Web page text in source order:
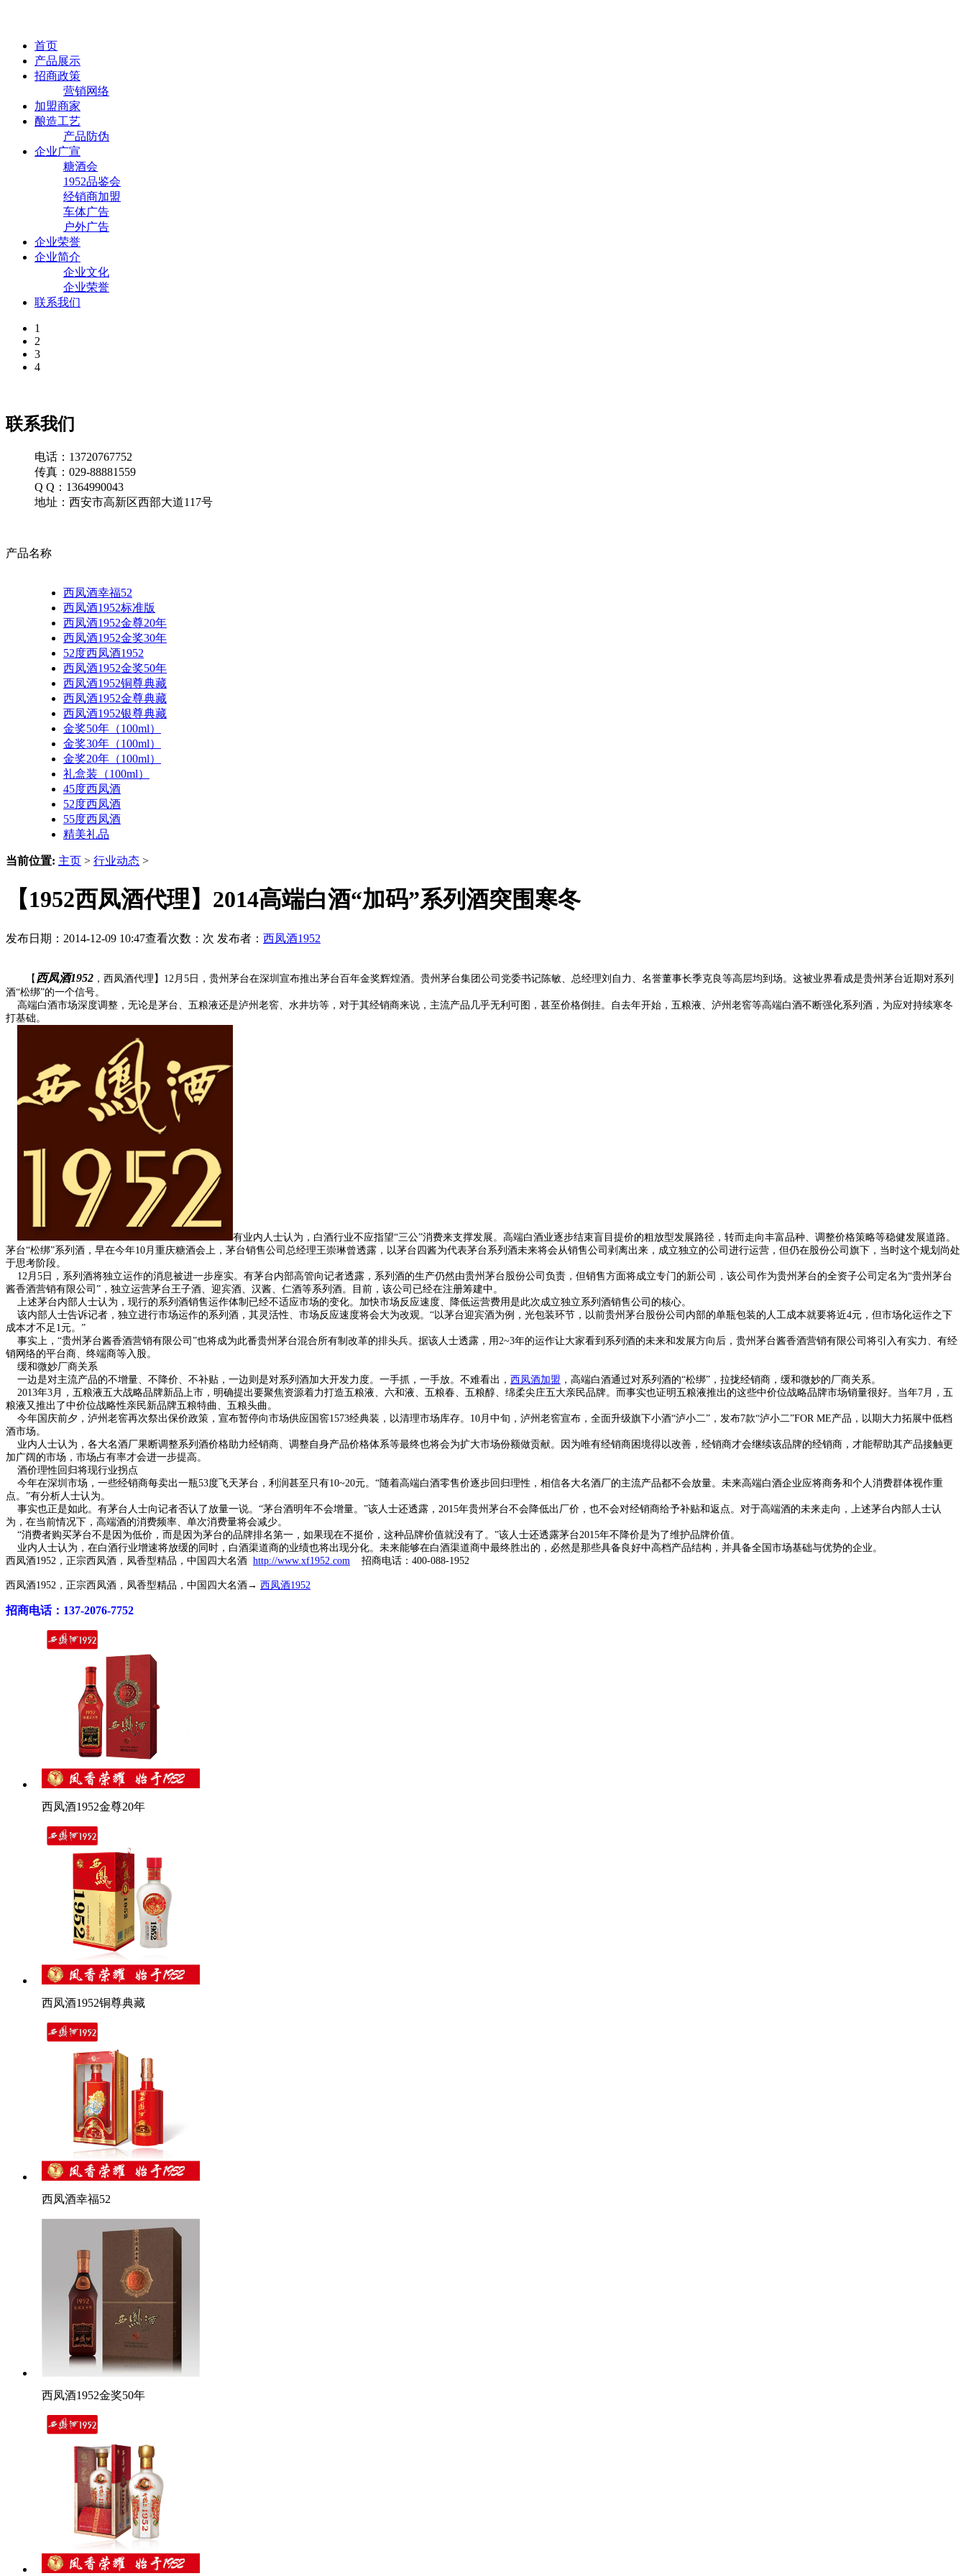
首页
产品展示
招商政策
营销网络
加盟商家
酿造工艺
产品防伪
企业广宣
糖酒会
1952品鉴会
经销商加盟
车体广告
户外广告
企业荣誉
企业简介
企业文化
企业荣誉
联系我们
1
2
3
4
联系我们
电话：13720767752
传真：029-88881559
Q Q：1364990043
地址：西安市高新区西部大道117号
产品名称
西凤酒幸福52
西凤酒1952标准版
西凤酒1952金尊20年
西凤酒1952金奖30年
52度西凤酒1952
西凤酒1952金奖50年
西凤酒1952铜尊典藏
西凤酒1952金尊典藏
西凤酒1952银尊典藏
金奖50年（100ml）
金奖30年（100ml）
金奖20年（100ml）
礼盒装（100ml）
45度西凤酒
52度西凤酒
55度西凤酒
精美礼品
当前位置: 主页 > 行业动态 >
【1952西凤酒代理】2014高端白酒“加码”系列酒突围寒冬
发布日期：2014-12-09 10:47查看次数： 次 发布者： 西凤酒1952
【 西凤酒1952 ，西凤酒代理】12月5日，贵州茅台在深圳宣布推出茅台百年金奖辉煌酒。贵州茅台集团公司党委书记陈敏、总经理刘自力、名誉董事长季克良等高层均到场。这被业界看成是贵州茅台近期对系列
酒“松绑”的一个信号。
高端白酒市场深度调整，无论是茅台、五粮液还是泸州老窖、水井坊等，对于其经销商来说，主流产品几乎无利可图，甚至价格倒挂。自去年开始，五粮液、泸州老窖等高端白酒不断强化系列酒，为应对持续寒冬
打基础。
有业内人士认为，白酒行业不应指望“三公”消费来支撑发展。高端白酒业逐步结束盲目提价的粗放型发展路径，转而走向丰富品种、调整价格策略等稳健发展道路。
茅台“松绑”系列酒，早在今年10月重庆糖酒会上，茅台销售公司总经理王崇琳曾透露，以茅台四酱为代表茅台系列酒未来将会从销售公司剥离出来，成立独立的公司进行运营，但仍在股份公司旗下，当时这个规划尚处
于思考阶段。
12月5日，系列酒将独立运作的消息被进一步座实。有茅台内部高管向记者透露，系列酒的生产仍然由贵州茅台股份公司负责，但销售方面将成立专门的新公司，该公司作为贵州茅台的全资子公司定名为“贵州茅台
酱香酒营销有限公司”，独立运营茅台王子酒、迎宾酒、汉酱、仁酒等系列酒。目前，该公司已经在注册筹建中。
上述茅台内部人士认为，现行的系列酒销售运作体制已经不适应市场的变化。加快市场反应速度、降低运营费用是此次成立独立系列酒销售公司的核心。
该内部人士告诉记者，独立进行市场运作的系列酒，其灵活性、市场反应速度将会大为改观。“以茅台迎宾酒为例，光包装环节，以前贵州茅台股份公司内部的单瓶包装的人工成本就要将近4元，但市场化运作之下
成本才不足1元。”
事实上，“贵州茅台酱香酒营销有限公司”也将成为此番贵州茅台混合所有制改革的排头兵。据该人士透露，用2~3年的运作让大家看到系列酒的未来和发展方向后，贵州茅台酱香酒营销有限公司将引入有实力、有经
销网络的平台商、终端商等入股。
缓和微妙厂商关系
一边是对主流产品的不增量、不降价、不补贴，一边则是对系列酒加大开发力度。一手抓，一手放。不难看出， 西凤酒加盟 ，高端白酒通过对系列酒的“松绑”，拉拢经销商，缓和微妙的厂商关系。
2013年3月，五粮液五大战略品牌新品上市，明确提出要聚焦资源着力打造五粮液、六和液、五粮春、五粮醇、绵柔尖庄五大亲民品牌。而事实也证明五粮液推出的这些中价位战略品牌市场销量很好。当年7月，五
粮液又推出了中价位战略性亲民新品牌五粮特曲、五粮头曲。
今年国庆前夕，泸州老窖再次祭出保价政策，宣布暂停向市场供应国窖1573经典装，以清理市场库存。10月中旬，泸州老窖宣布，全面升级旗下小酒“泸小二”，发布7款“泸小二”FOR ME产品，以期大力拓展中低档
酒市场。
业内人士认为，各大名酒厂果断调整系列酒价格助力经销商、调整自身产品价格体系等最终也将会为扩大市场份额做贡献。因为唯有经销商困境得以改善，经销商才会继续该品牌的经销商，才能帮助其产品接触更
加广阔的市场，市场占有率才会进一步提高。
酒价理性回归将现行业拐点
今年在深圳市场，一些经销商每卖出一瓶53度飞天茅台，利润甚至只有10~20元。“随着高端白酒零售价逐步回归理性，相信各大名酒厂的主流产品都不会放量。未来高端白酒企业应将商务和个人消费群体视作重
点。”有分析人士认为。
事实也正是如此。有茅台人士向记者否认了放量一说。“茅台酒明年不会增量。”该人士还透露，2015年贵州茅台不会降低出厂价，也不会对经销商给予补贴和返点。对于高端酒的未来走向，上述茅台内部人士认
为，在当前情况下，高端酒的消费频率、单次消费量将会减少。
“消费者购买茅台不是因为低价，而是因为茅台的品牌排名第一，如果现在不挺价，这种品牌价值就没有了。”该人士还透露茅台2015年不降价是为了维护品牌价值。
业内人士认为，在白酒行业增速将放缓的同时，白酒渠道商的业绩也将出现分化。未来能够在白酒渠道商中最终胜出的，必然是那些具备良好中高档产品结构，并具备全国市场基础与优势的企业。
西凤酒1952，正宗西凤酒，凤香型精品，中国四大名酒 http://www.xf1952.com 招商电话：400-088-1952
西凤酒1952，正宗西凤酒，凤香型精品，中国四大名酒→ 西凤酒1952
招商电话：137-2076-7752
西凤酒1952金尊20年
西凤酒1952铜尊典藏
西凤酒幸福52
西凤酒1952金奖50年